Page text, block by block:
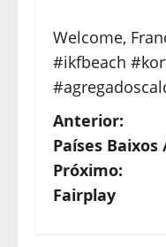
Welcome,
#ikfbeach
N
a
v
Anterior:
Países
Próximo:
Fairplay